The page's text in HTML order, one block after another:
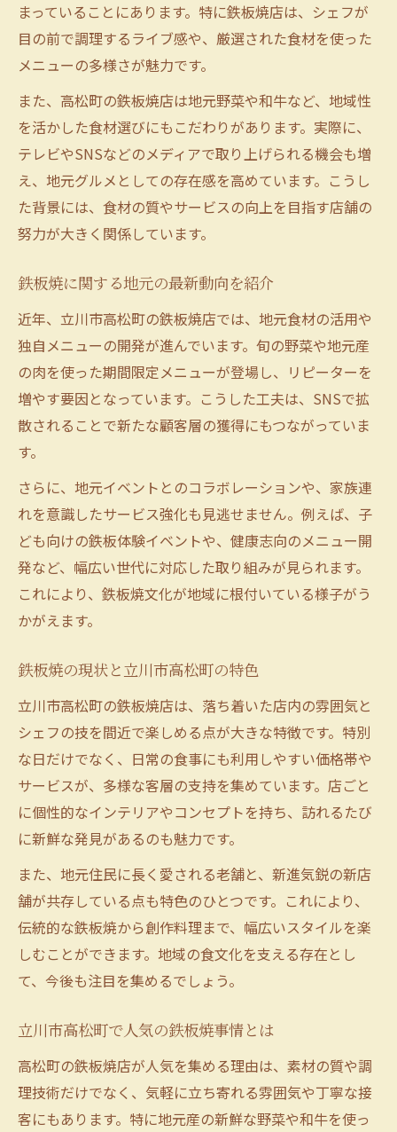
まっていることにあります。特に鉄板焼店は、シェフが
目の前で調理するライブ感や、厳選された食材を使った
メニューの多様さが魅力です。
また、高松町の鉄板焼店は地元野菜や和牛など、地域性
を活かした食材選びにもこだわりがあります。実際に、
テレビやSNSなどのメディアで取り上げられる機会も増
え、地元グルメとしての存在感を高めています。こうし
た背景には、食材の質やサービスの向上を目指す店舗の
努力が大きく関係しています。
鉄板焼に関する地元の最新動向を紹介
近年、立川市高松町の鉄板焼店では、地元食材の活用や
独自メニューの開発が進んでいます。旬の野菜や地元産
の肉を使った期間限定メニューが登場し、リピーターを
増やす要因となっています。こうした工夫は、SNSで拡
散されることで新たな顧客層の獲得にもつながっていま
す。
さらに、地元イベントとのコラボレーションや、家族連
れを意識したサービス強化も見逃せません。例えば、子
ども向けの鉄板体験イベントや、健康志向のメニュー開
発など、幅広い世代に対応した取り組みが見られます。
これにより、鉄板焼文化が地域に根付いている様子がう
かがえます。
鉄板焼の現状と立川市高松町の特色
立川市高松町の鉄板焼店は、落ち着いた店内の雰囲気と
シェフの技を間近で楽しめる点が大きな特徴です。特別
な日だけでなく、日常の食事にも利用しやすい価格帯や
サービスが、多様な客層の支持を集めています。店ごと
に個性的なインテリアやコンセプトを持ち、訪れるたび
に新鮮な発見があるのも魅力です。
また、地元住民に長く愛される老舗と、新進気鋭の新店
舗が共存している点も特色のひとつです。これにより、
伝統的な鉄板焼から創作料理まで、幅広いスタイルを楽
しむことができます。地域の食文化を支える存在とし
て、今後も注目を集めるでしょう。
立川市高松町で人気の鉄板焼事情とは
高松町の鉄板焼店が人気を集める理由は、素材の質や調
理技術だけでなく、気軽に立ち寄れる雰囲気や丁寧な接
客にもあります。特に地元産の新鮮な野菜や和牛を使っ